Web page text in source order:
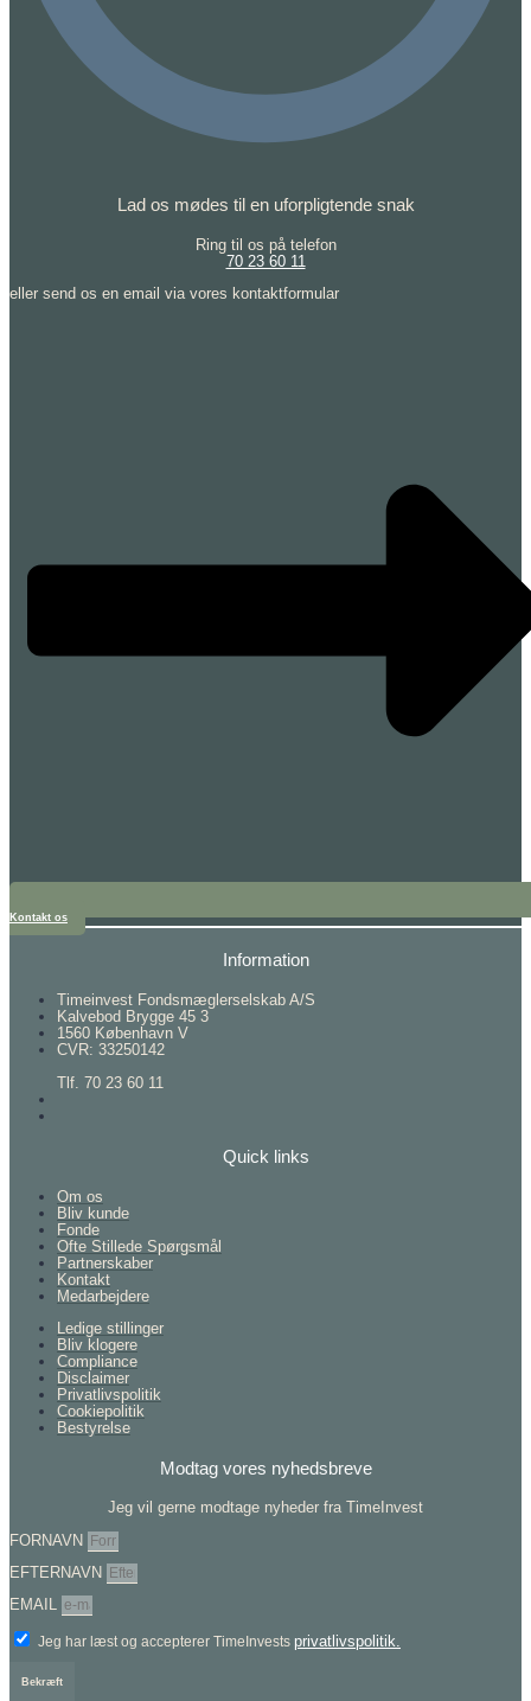
Lad os mødes til en uforpligtende snak
Ring til os på telefon
70 23 60 11
eller send os en email via vores kontaktformular
Kontakt os
Information
Timeinvest Fondsmæglerselskab A/S
Kalvebod Brygge 45 3
1560 København V
CVR: 33250142
Tlf. 70 23 60 11
Quick links
Om os
Bliv kunde
Fonde
Ofte Stillede Spørgsmål
Partnerskaber
Kontakt
Medarbejdere
Ledige stillinger
Bliv klogere
Compliance
Disclaimer
Privatlivspolitik
Cookiepolitik
Bestyrelse
Modtag vores nyhedsbreve
Jeg vil gerne modtage nyheder fra TimeInvest
FORNAVN
EFTERNAVN
EMAIL
Jeg har læst og accepterer TimeInvests privatlivspolitik.
Bekræft